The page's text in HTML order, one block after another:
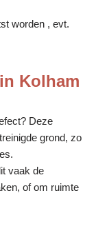
worden , evt.
Kolham
Deze
grond, zo
vaak de
of om ruimte